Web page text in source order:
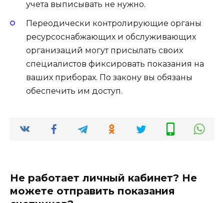
учета выписывать не нужно.
Переодически контролирующие органы
ресурсоснабжающих и обслуживающих
организаций могут присылать своих
специалистов фиксировать показания на
ваших приборах. По закону вы обязаны
обеспечить им доступ.
Не работает личный кабинет? Не
можете отправить показания